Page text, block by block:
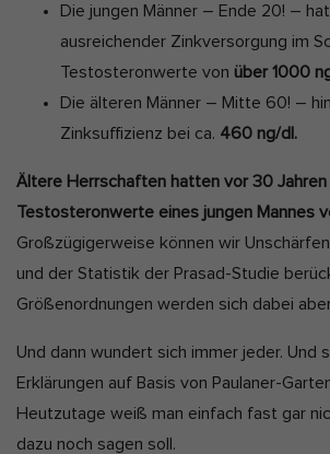
Die jungen Männer – Ende 20! –
ausreichender Zinkversorgung im
Testosteronwerte von über 1000
Die älteren Männer – Mitte 60! –
Zinksuffizienz bei ca. 460 ng/dl.
Ältere Herrschaften hatten vor 30 Jahren
Testosteronwerte eines jungen Mannes
Großzügigerweise können wir
und der Statistik der Prasad-Studie
Größenordnungen werden sich dabei
Und dann wundert sich immer jeder. Und
Erklärungen auf Basis von Paulaner-
Heutzutage weiß man einfach fast gar
dazu noch sagen soll.